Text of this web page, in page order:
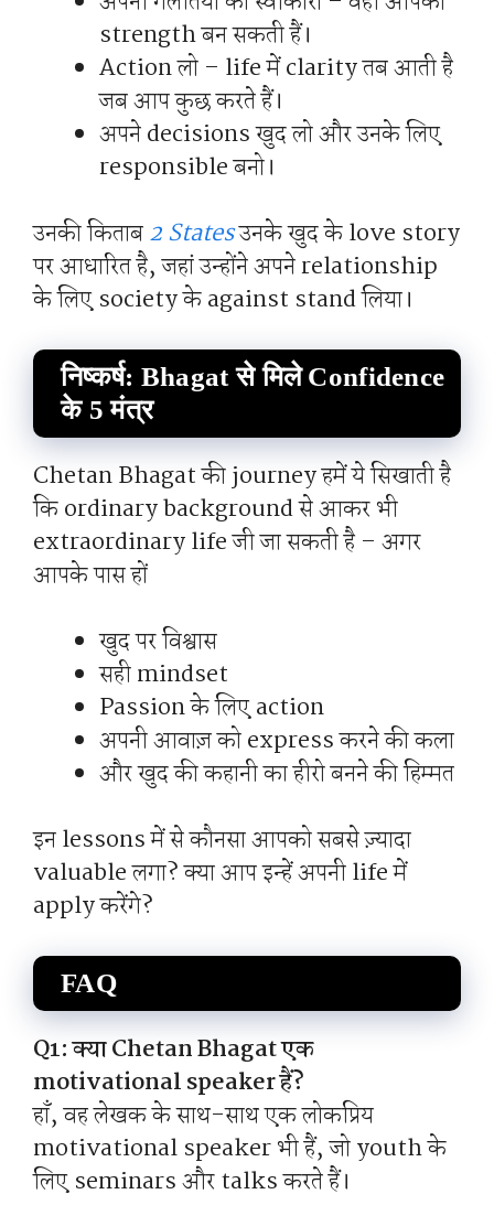
strength बन सकती हैं।
Action लो – life में clarity तब आती है
जब आप कुछ करते हैं।
अपने decisions खुद लो और उनके लिए
responsible बनो।
उनकी किताब2 Statesउनके खुद के love story
पर आधारित है, जहां उन्होंने अपने relationship
के लिए society के against stand लिया।
निष्कर्ष: Bhagat से मिले Confidence
के 5 मंत्र
Chetan Bhagat की journey हमें ये सिखाती है
कि ordinary background से आकर भी
extraordinary life जी जा सकती है – अगर
आपके पास हों
खुद पर विश्वास
सही mindset
Passion के लिए action
अपनी आवाज़ को express करने की कला
और खुद की कहानी का हीरो बनने की हिम्मत
इन lessons में से कौनसा आपको सबसे ज़्यादा
valuable लगा? क्या आप इन्हें अपनी life में
apply करेंगे?
FAQ
Q1: क्या Chetan Bhagat एक
motivational speaker हैं?
हाँ, वह लेखक के साथ-साथ एक लोकप्रिय
motivational speaker भी हैं, जो youth के
लिए seminars और talks करते हैं।